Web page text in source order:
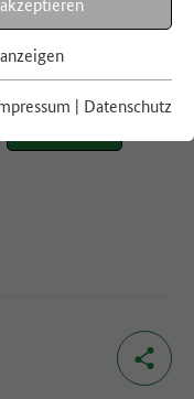
| Datenschutz